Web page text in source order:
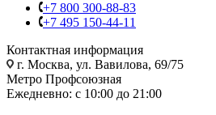
+7 800 300-88-83
+7 495 150-44-11
Контактная информация
г. Москва, ул. Вавилова, 69/75
Метро Профсоюзная
Ежедневно: с 10:00 до 21:00